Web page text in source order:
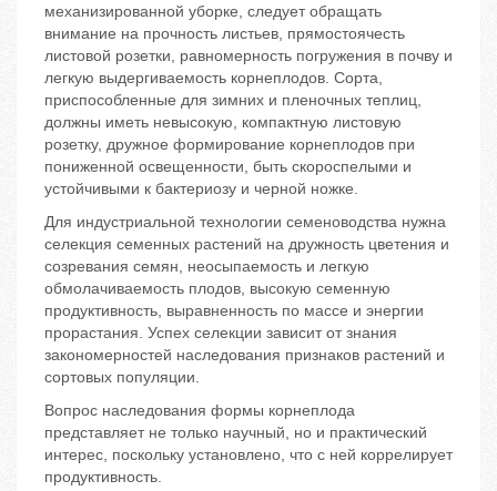
механизированной уборке, следует обращать
внимание на прочность листьев, прямостоячесть
листовой розетки, равномерность погружения в почву и
легкую выдергиваемость корнеплодов. Сорта,
приспособленные для зимних и пленочных теплиц,
должны иметь невысокую, компактную листовую
розетку, дружное формирование корнеплодов при
пониженной освещенности, быть скороспелыми и
устойчивыми к бактериозу и черной ножке.
Для индустриальной технологии семеноводства нужна
селекция семенных растений на дружность цветения и
созревания семян, неосыпаемость и легкую
обмолачиваемость плодов, высокую семенную
продуктивность, выравненность по массе и энергии
прорастания. Успех селекции зависит от знания
закономерностей наследования признаков растений и
сортовых популяции.
Вопрос наследования формы корнеплода
представляет не только научный, но и практический
интерес, поскольку установлено, что с ней коррелирует
продуктивность.